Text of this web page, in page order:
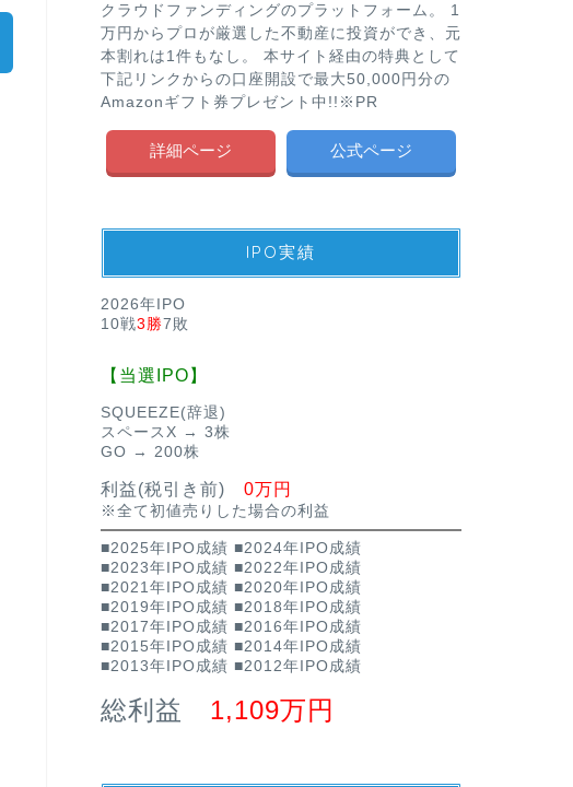
クラウドファンディングのプラットフォーム。 1
万円からプロが厳選した不動産に投資ができ、元
本割れは1件もなし。 本サイト経由の特典として
下記リンクからの口座開設で最大50,000円分の
Amazonギフト券プレゼント中!!※PR
詳細ページ 公式ページ
IPO実績
2026年IPO
10戦3勝7敗
【当選IPO】
SQUEEZE(辞退)
スペースX → 3株
GO → 200株
利益(税引き前) 0万円
※全て初値売りした場合の利益
■2025年IPO成績 ■2024年IPO成績
■2023年IPO成績 ■2022年IPO成績
■2021年IPO成績 ■2020年IPO成績
■2019年IPO成績 ■2018年IPO成績
■2017年IPO成績 ■2016年IPO成績
■2015年IPO成績 ■2014年IPO成績
■2013年IPO成績 ■2012年IPO成績
総利益 1,109万円